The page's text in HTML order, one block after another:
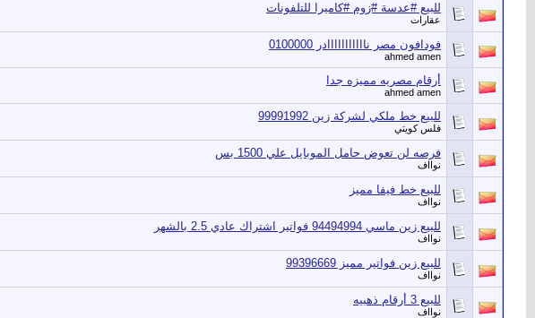
للبيع #عدسة #زوم #كاميرا للتلفونات
عقارات
فودافون مصر نااااااااااادر 0100000
ahmed amen
أرقام مصريه مميزه جدا
ahmed amen
للبيع خط ملكي لشركة زين 99991992
فلس كويتي
فرصه لن تعوض حامل الموبايل علي 1500 بس
نوااف
للبيع خط فيفا مميز
نوااف
للبيع زين ماسي 94494994 فواتير اشتراك عادي 2.5 بالشهر
نوااف
للبيع زين فواتير مميز 99396669
نوااف
للبيع 3 أرقام ذهبيه
نوااف